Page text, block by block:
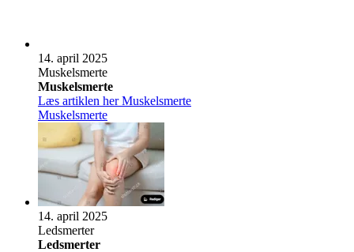
14. april 2025
Muskel­s­merte
Muskel­s­merte
Læs artiklen herMuskel­s­merte
Muskel­s­merte
14. april 2025
Leds­mer­ter
Leds­mer­ter